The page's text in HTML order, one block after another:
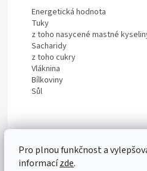
Pro plnou funkčnost a
informacízde.
Energetická hodnota
Tuky
z toho nasycené mastné
Sacharidy
z toho cukry
Vláknina
Bílkoviny
Sůl